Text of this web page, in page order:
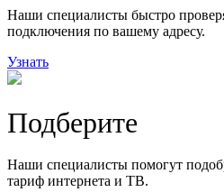
Наши специалисты быстро
подключения по вашему адресу.
Узнать
Подберите
Наши специалисты помогут
тариф интернета и ТВ.